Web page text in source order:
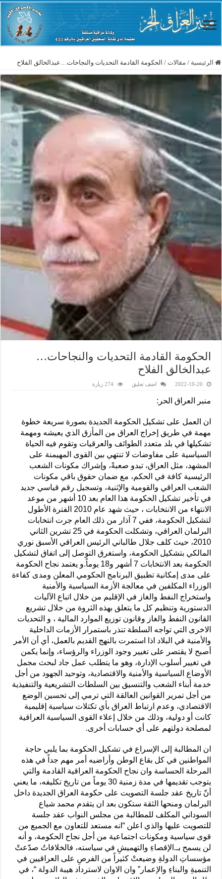
الرئيسية / مقالات / الحكومة القادمة التحديات والنجاحات…عبدالخالق الفلاح
الحكومة القادمة التحديات والنجاحات…
عبدالخالق الفلاح
2022-10-20 اضف تعليق 274 زيارة
منبر العراق الحر:
ان العمل على تشكيل الحكومة الجديدة بصورة سريعة خطوة
مهمة في طريق إخراج العراق من المأزق الذي يعيشه ومهمة
تشكيلها في بلد متعدد الطوائف والعرقيات وتقوم فيه الحياة
السياسية على مفاوضات لا تنتهي بين القوى المهيمنة على
المشهد، مثل العراق، تبدو صعبةً، وإشراك مكونات الشعب
الرئيسية كافة في الحكم، مع ضمان حقوق باقي مكونات
الشعب العراقي والقومية والإثنية، وتسجيل رقم قياسي جديد
في تأخير تشكيل الحكومة هذا العام بعد 10 أشهر من موعد
الانتهاء من الانتخابات ، حيث شهد عام 2010 الفترة الأطول
لتشكيل الحكومة، ففي 7 آذار من ذلك العام جرت انتخابات
البرلمان العراقي، وتشكلت الحكومة في 25 تشرين الثاني
2010، حيث كلف جلال طالباني الرئيس العراقي الأسبق نوري
المالكي بتشكيل الحكومة، واستغرق التوصل إلى اتفاق لتشكيل
الحكومة بعد الانتخابات 7 أشهر و18 يوماً.و يعتمد نجاح الحكومة
على مدى إمكانية تطبيق البرنامج الحكومي المعلن ومدى كفاءة
الوزراء المكلفين في معالجة الأزمة السياسية والأمنية
واستخراج النفط والغاز في الإقليم من خلال اتباع الآليات
الدستورية وتنظيم كل ما يتعلق بهذه الثروة من خلال تشريع
القانون النفط والغاز وقانون توزيع الموارد المالية ، و التحديات
الاخرى التي تواجه السلطة تنذر باستمرار الأزمات الداخلية
والأمنية في البلاد اذا استمرت بالنهج القديم بالعمل، أي أن الأمر
أصبح لا يقتصر على تغيير وجود الوزراء والرؤساء، وإنما يكمن
في تغيير أسلوب الإدارة، وهو ما يتطلب عمل جاد لبحث مجمل
الأوضاع السياسية والأمنية والاقتصادية، وتوحيد الجهود من أجل
خدمة أبناء الشعب والتنسيق بين السلطات التشريعية والتنفيذية
من أجل تمرير القوانين العالقة التي ترمي إلى تحسين الوضع
الاقتصادي، وعدم ارتباط العراق بأي تكتلات سياسية إقليمية
كانت أو دولية، وذلك من خلال إعلاء القوى السياسية العراقية
لمصلحة دولتهم على أي حسابات أخرى.
ان المطالبة إلى الإسراع في تشكيل الحكومة بما يلبي حاجة
المواطنين في كل بقاع الوطن وأراضيه أمر مهم جداً في هذه
المرحلة الحساسة وان نجاح الحكومة العراقية القادمة والتي
يتوجب تقديمها في مدة زمنية 30 يوماً من تاريخ تكليفه، ما يعني
أنّ تاريخ عقد جلسة التصويت على حكومة العراق الجديدة داخل
البرلمان ومنحها الثقة ستكون بعد ان يتقدم محمد شياع
السوداني المكلف للمطالبة من مجلس النواب عقد جلسة
للتصويت عليها والذي اعلن “انه مستعد للتعاون مع الجميع من
قوى سياسية ومكونات اجتماعية من أجل نجاح الحكومة، و أنه
لن يسمح بـ.الإقصاءِ والتهميشِ في سياسته، فالخلافاتُ صدّعتْ
مؤسساتِ الدولةِ وضيعتْ كثيراً من الفرصِ على العراقيين في
التنميةِ والبناءِ والإعمار” وان الاوان لاسترداد هيبة الدولة “، في